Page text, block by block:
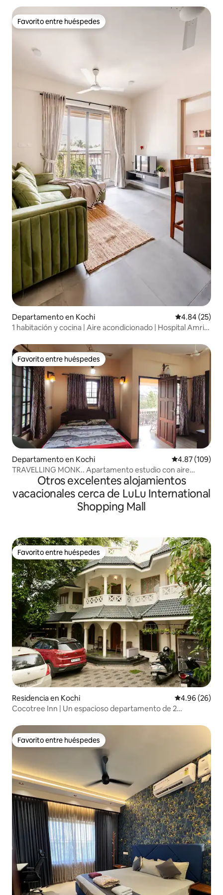
Favorito entre huéspedes
Favorito entre huéspedes
Departamento en Kochi Calificación
4.84 (25)
1 habitación y cocina | Aire acondicionado | Hospital Amrita
Favorito entre huéspedes
Favorito entre huéspedes
Departamento en Kochi Calificación
4.87 (109)
TRAVELLING MONK.. Apartamento estudio con aire
acondicionado.
Otros excelentes alojamientos
vacacionales cerca de LuLu International
Shopping Mall
Favorito entre huéspedes
Favorito entre huéspedes
Residencia en Kochi Calificación
4.96 (26)
Cocotree Inn | Un espacioso departamento de 2
Favorito entre huéspedes
Favorito entre huéspedes